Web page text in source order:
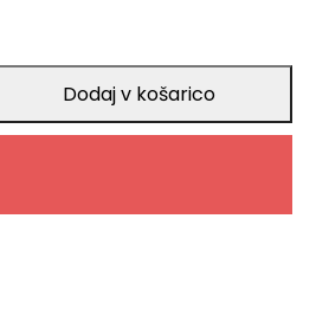
Dodaj v košarico